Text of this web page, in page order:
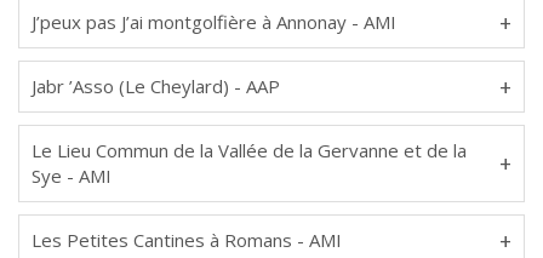
J’peux pas J’ai montgolfière à Annonay - AMI
Jabr ’Asso (Le Cheylard) - AAP
Le Lieu Commun de la Vallée de la Gervanne et de la
Sye - AMI
Les Petites Cantines à Romans - AMI